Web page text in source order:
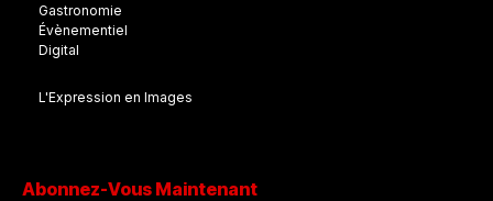
Gastronomie
Évènementiel
Digital
L'Expression en Images
Abonnez-Vous Maintenant